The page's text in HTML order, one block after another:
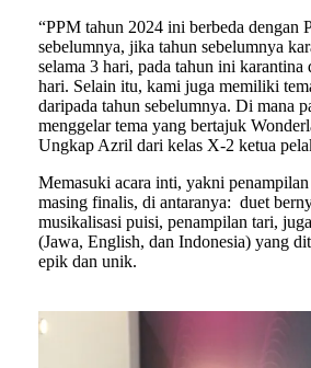
“PPM tahun 2024 ini berbeda dengan
sebelumnya, jika tahun sebelumnya
selama 3 hari, pada tahun ini karantina
hari. Selain itu, kami juga memiliki
daripada tahun sebelumnya. Di mana
menggelar tema yang bertajuk
Ungkap Azril dari kelas X-2 ketua
Memasuki acara inti, yakni
masing finalis, di antaranya: duet
musikalisasi puisi, penampilan tari,
(Jawa, English, dan Indonesia) yang
epik dan unik.